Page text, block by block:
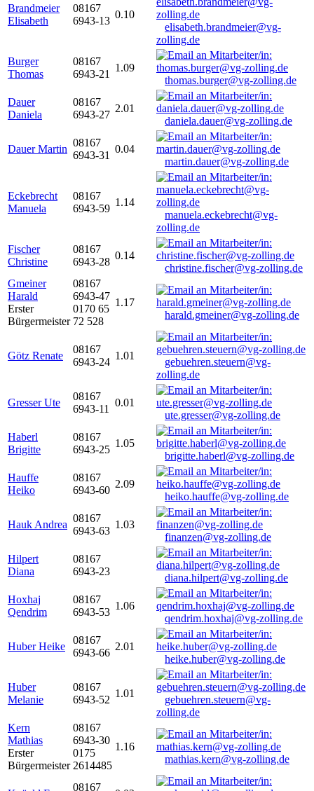
Brandmeier
Elisabeth
08167
6943-13
0.10
elisabeth.brandmeier@vg-
zolling.de
Burger
Thomas
08167
6943-21
1.09
thomas.burger@vg-zolling.de
Dauer
Daniela
08167
6943-27
2.01
daniela.dauer@vg-zolling.de
Dauer Martin
08167
6943-31
0.04
martin.dauer@vg-zolling.de
Eckebrecht
Manuela
08167
6943-59
1.14
manuela.eckebrecht@vg-
zolling.de
Fischer
Christine
08167
6943-28
0.14
christine.fischer@vg-zolling.de
Gmeiner
Harald
Erster
Bürgermeister
08167
6943-47
0170 65
72 528
1.17
harald.gmeiner@vg-zolling.de
Götz Renate
08167
6943-24
1.01
gebuehren.steuern@vg-
zolling.de
Gresser Ute
08167
6943-11
0.01
ute.gresser@vg-zolling.de
Haberl
Brigitte
08167
6943-25
1.05
brigitte.haberl@vg-zolling.de
Hauffe
Heiko
08167
6943-60
2.09
heiko.hauffe@vg-zolling.de
Hauk Andrea
08167
6943-63
1.03
finanzen@vg-zolling.de
Hilpert
Diana
08167
6943-23
diana.hilpert@vg-zolling.de
Hoxhaj
Qendrim
08167
6943-53
1.06
qendrim.hoxhaj@vg-zolling.de
Huber Heike
08167
6943-66
2.01
heike.huber@vg-zolling.de
Huber
Melanie
08167
6943-52
1.01
gebuehren.steuern@vg-
zolling.de
Kern
Mathias
Erster
Bürgermeister
08167
6943-30
0175
2614485
1.16
mathias.kern@vg-zolling.de
08167